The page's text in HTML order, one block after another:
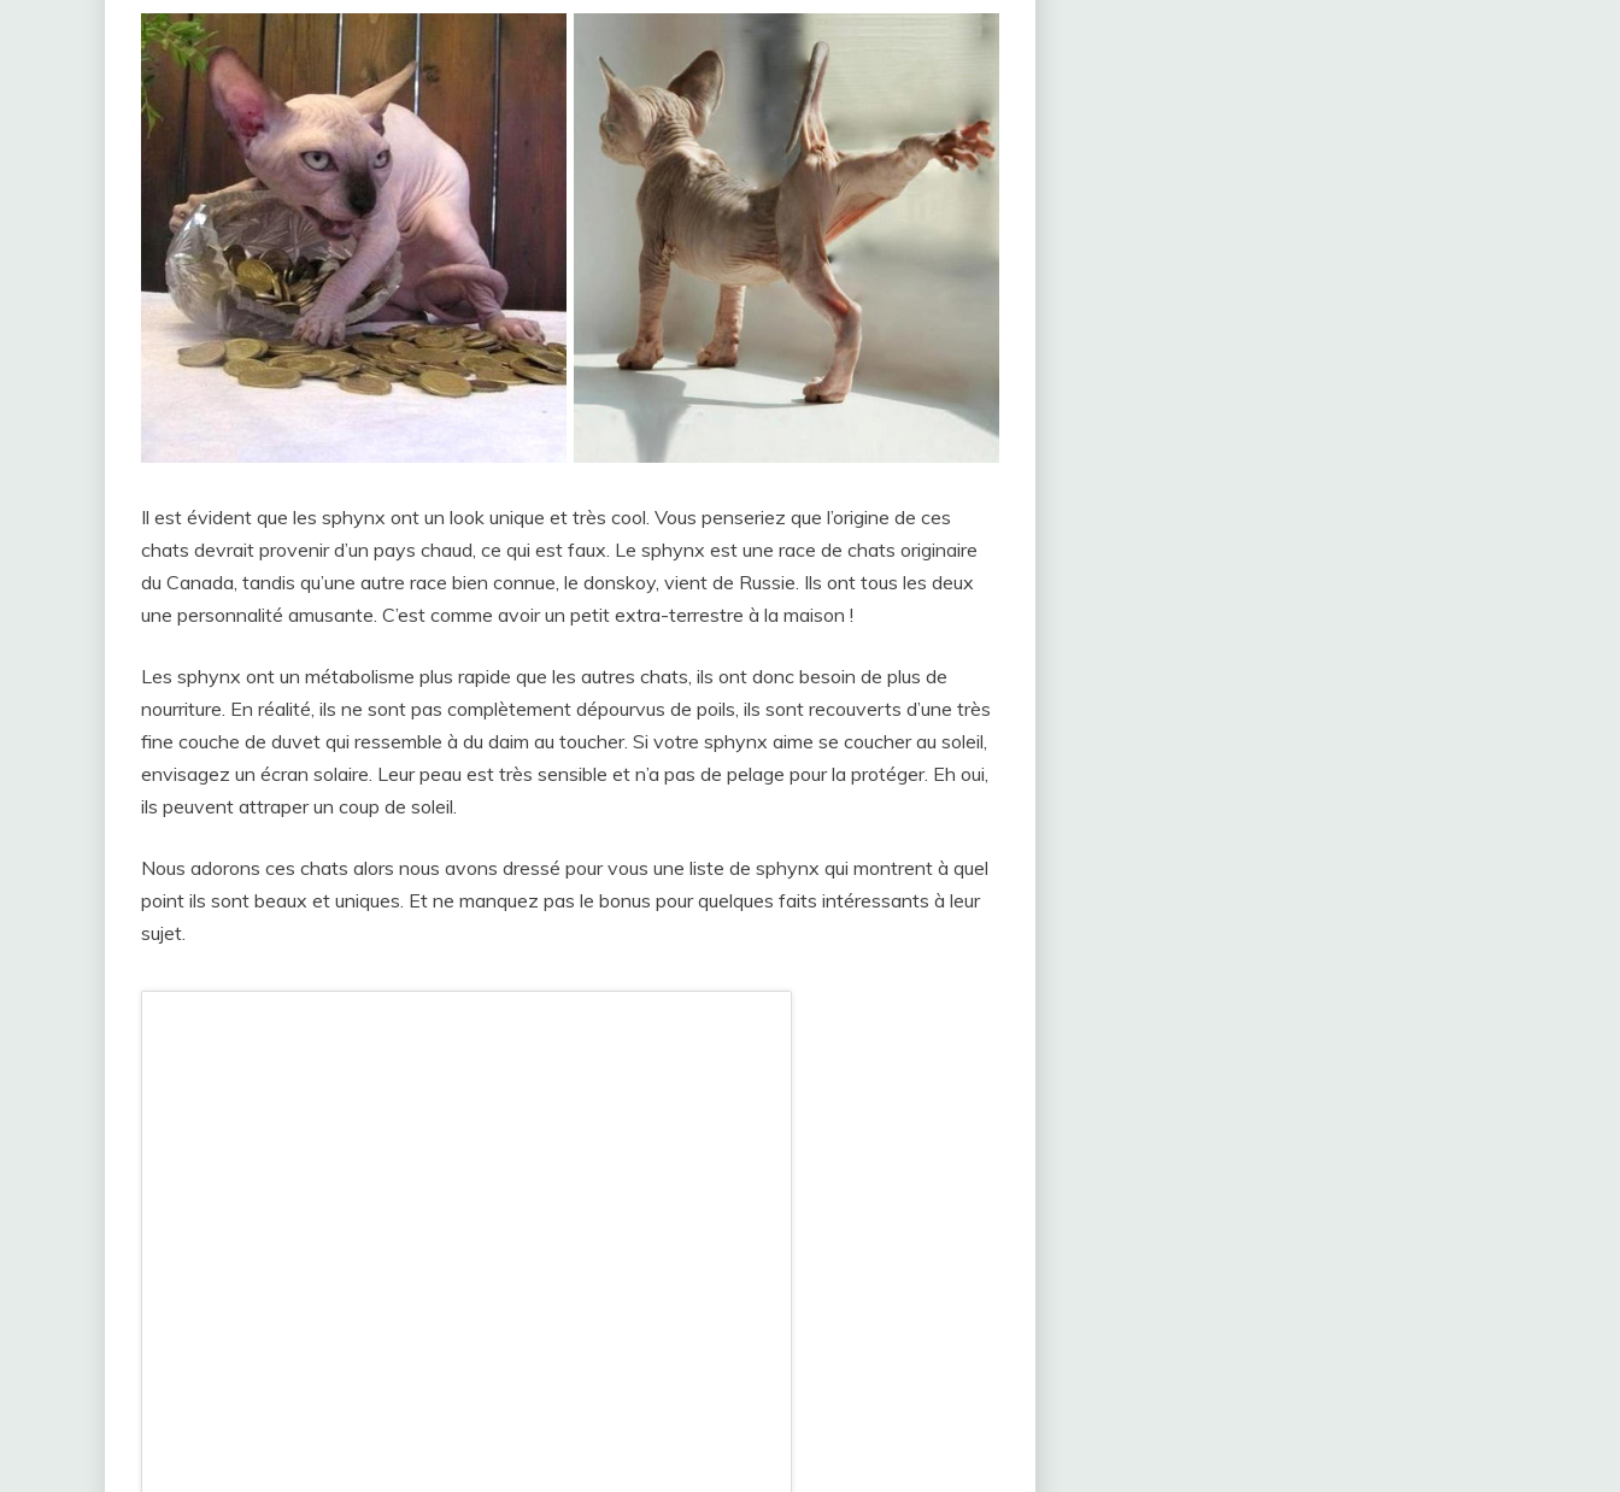
Il est évident que les sphynx ont un look unique et très cool. Vous penseriez que l’origine de ces
chats devrait provenir d’un pays chaud, ce qui est faux. Le sphynx est une race de chats originaire
du Canada, tandis qu’une autre race bien connue, le donskoy, vient de Russie. Ils ont tous les deux
une personnalité amusante. C’est comme avoir un petit extra-terrestre à la maison !
Les sphynx ont un métabolisme plus rapide que les autres chats, ils ont donc besoin de plus de
nourriture. En réalité, ils ne sont pas complètement dépourvus de poils, ils sont recouverts d’une très
fine couche de duvet qui ressemble à du daim au toucher. Si votre sphynx aime se coucher au soleil,
envisagez un écran solaire. Leur peau est très sensible et n’a pas de pelage pour la protéger. Eh oui,
ils peuvent attraper un coup de soleil.
Nous adorons ces chats alors nous avons dressé pour vous une liste de sphynx qui montrent à quel
point ils sont beaux et uniques. Et ne manquez pas le bonus pour quelques faits intéressants à leur
sujet.